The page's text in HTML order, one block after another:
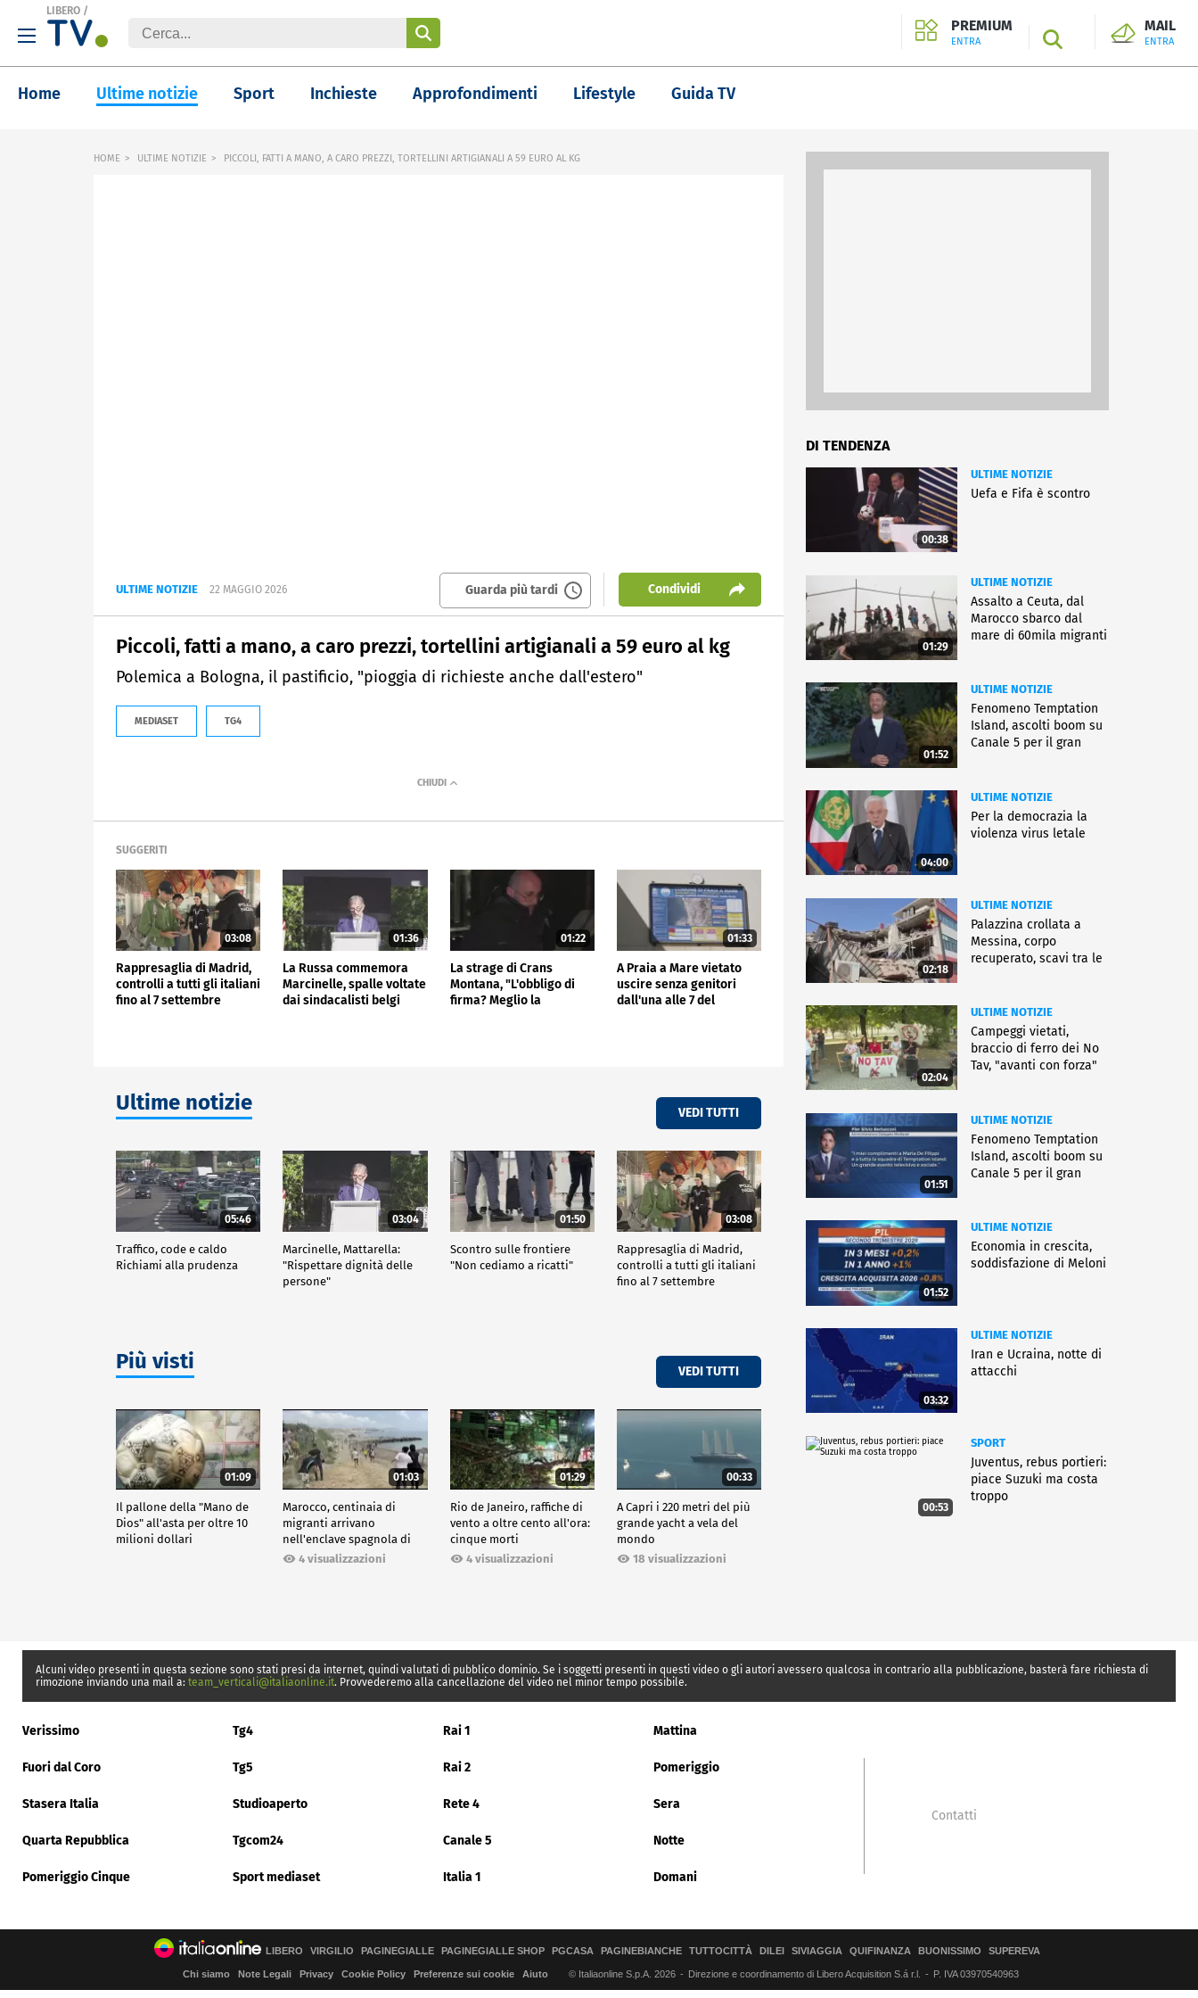
LIBERO /
PREMIUM
ENTRA SEARCH
MAIL
ENTRA
Home Ultime notizie Sport Inchieste Approfondimenti Lifestyle Guida TV
HOME ULTIME NOTIZIE PICCOLI, FATTI A MANO, A CARO PREZZI, TORTELLINI ARTIGIANALI A 59 EURO AL KG
ULTIME NOTIZIE 22 MAGGIO 2026 Guarda più tardi Condividi
Piccoli, fatti a mano, a caro prezzi, tortellini artigianali a 59 euro al kg
Polemica a Bologna, il pastificio, "pioggia di richieste anche dall'estero"
MEDIASET TG4
SUGGERITI
03:08
Rappresaglia di Madrid,
controlli a tutti gli italiani
fino al 7 settembre
01:36
La Russa commemora
Marcinelle, spalle voltate
dai sindacalisti belgi
01:22
La strage di Crans
Montana, "L'obbligo di
firma? Meglio la
01:33
A Praia a Mare vietato
uscire senza genitori
dall'una alle 7 del
Ultime notizie VEDI TUTTI
05:46
Traffico, code e caldo
Richiami alla prudenza
03:04
Marcinelle, Mattarella:
"Rispettare dignità delle
persone"
01:50
Scontro sulle frontiere
"Non cediamo a ricatti"
03:08
Rappresaglia di Madrid,
controlli a tutti gli italiani
fino al 7 settembre
Più visti VEDI TUTTI
01:09
Il pallone della "Mano de
Dios" all'asta per oltre 10
milioni dollari
01:03
Marocco, centinaia di
migranti arrivano
nell'enclave spagnola di
Ceuta4 visualizzazioni
01:29
Rio de Janeiro, raffiche di
vento a oltre cento all'ora:
cinque morti
4 visualizzazioni
00:33
A Capri i 220 metri del più
grande yacht a vela del
mondo
18 visualizzazioni
DI TENDENZA
00:38
ULTIME NOTIZIE
Uefa e Fifa è scontro
01:29
ULTIME NOTIZIE
Assalto a Ceuta, dal
Marocco sbarco dal
mare di 60mila migranti
01:52
ULTIME NOTIZIE
Fenomeno Temptation
Island, ascolti boom su
Canale 5 per il gran
04:00
ULTIME NOTIZIE
Per la democrazia la
violenza virus letale
02:18
ULTIME NOTIZIE
Palazzina crollata a
Messina, corpo
recuperato, scavi tra le
02:04
ULTIME NOTIZIE
Campeggi vietati,
braccio di ferro dei No
Tav, "avanti con forza"
01:51
ULTIME NOTIZIE
Fenomeno Temptation
Island, ascolti boom su
Canale 5 per il gran
01:52
ULTIME NOTIZIE
Economia in crescita,
soddisfazione di Meloni
03:32
ULTIME NOTIZIE
Iran e Ucraina, notte di
attacchi
00:53
SPORT
Juventus, rebus portieri:
piace Suzuki ma costa
troppo
Alcuni video presenti in questa sezione sono stati presi da internet, quindi valutati di pubblico dominio. Se i soggetti presenti in questi video o gli autori avessero qualcosa in contrario alla pubblicazione, basterà fare richiesta di
rimozione inviando una mail a: team_verticali@italiaonline.it. Provvederemo alla cancellazione del video nel minor tempo possibile.
Verissimo Tg4 Rai 1 Mattina
Fuori dal Coro Tg5 Rai 2 Pomeriggio
Stasera Italia Studioaperto Rete 4 Sera
Quarta Repubblica Tgcom24 Canale 5 Notte
Pomeriggio Cinque Sport mediaset Italia 1 Domani
Contatti
LIBERO VIRGILIO PAGINEGIALLE PAGINEGIALLE SHOP PGCASA PAGINEBIANCHE TUTTOCITTÀ DILEI SIVIAGGIA QUIFINANZA BUONISSIMO SUPEREVA
Chi siamo Note Legali Privacy Cookie Policy Preferenze sui cookie Aiuto © Italiaonline S.p.A. 2026 Direzione e coordinamento di Libero Acquisition S.á r.l. P. IVA 03970540963